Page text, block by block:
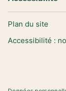
Plan du site
Accessibilité :